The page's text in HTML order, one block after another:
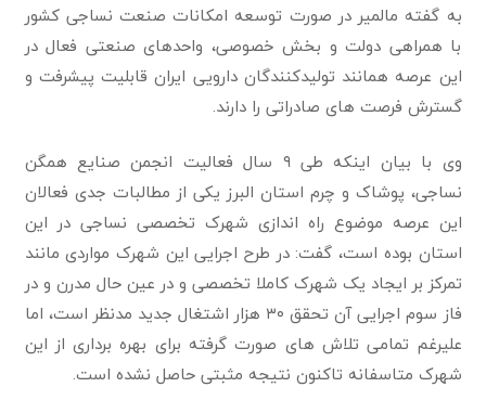
به گفته مالمیر در صورت توسعه امکانات صنعت نساجی کشور
با همراهی دولت و بخش خصوصی، واحدهای صنعتی فعال در
این عرصه همانند تولیدکنندگان دارویی ایران قابلیت پیشرفت و
گسترش فرصت های صادراتی را دارند.
وی با بیان اینکه طی ۹ سال فعالیت انجمن صنایع همگن
نساجی، پوشاک و چرم استان البرز یکی از مطالبات جدی فعالان
این عرصه موضوع راه اندازی شهرک تخصصی نساجی در این
استان بوده است، گفت: در طرح اجرایی این شهرک مواردی مانند
تمرکز بر ایجاد یک شهرک کاملا تخصصی و در عین حال مدرن و در
فاز سوم اجرایی آن تحقق ۳۰ هزار اشتغال جدید مدنظر است، اما
علیرغم تمامی تلاش های صورت گرفته برای بهره برداری از این
شهرک متاسفانه تاکنون نتیجه مثبتی حاصل نشده است‌.